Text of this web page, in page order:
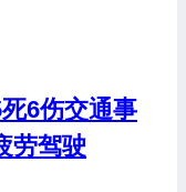
6伤交通事
劳驾驶